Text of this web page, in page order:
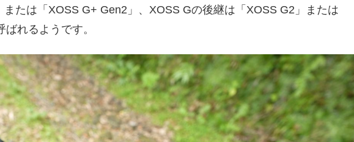
たは「XOSS G+ Gen2」、XOSS Gの後継は「XOSS G2」または
ばれるようです。